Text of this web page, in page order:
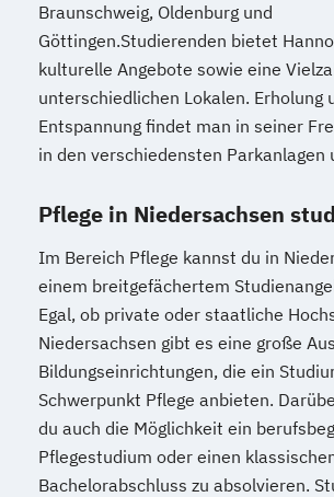
Braunschweig, Oldenburg und
Göttingen.Studierenden bietet
kulturelle Angebote sowie eine
unterschiedlichen Lokalen. Erholung
Entspannung findet man in seiner
in den verschiedensten Parkanlagen
Pflege in Niedersachsen
Im Bereich Pflege kannst du in
einem breitgefächertem
Egal, ob private oder staatliche
Niedersachsen gibt es eine große
Bildungseinrichtungen, die ein
Schwerpunkt Pflege anbieten.
du auch die Möglichkeit ein
Pflegestudium oder einen
Bachelorabschluss zu absolvieren.